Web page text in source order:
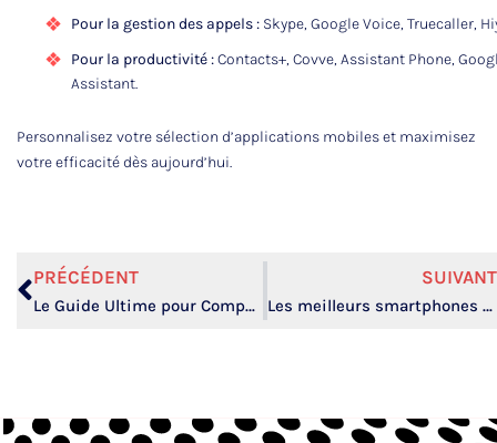
Pour la gestion des appels : Skype, Google Voice, Truecaller,
Pour la productivité :Contacts+, Covve, Assistant Phone,
Assistant.
Personnalisez votre sélection d’applications mobiles et maximisez
votre efficacité dès aujourd’hui.
PRÉCÉDENT
Le Guide Ultime pour Comparer les Forfaits Mobiles High-Tech
SUIVANT
Les meilleurs smartphones en 2023 : le guide ultime pour les passionnés de High-Tech